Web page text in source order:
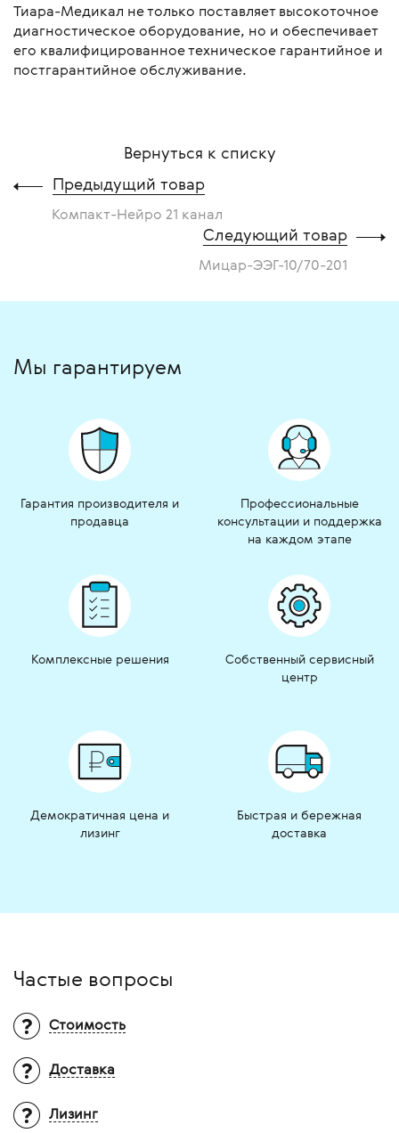
Тиара-Медикал не только поставляет высокоточное
диагностическое оборудование, но и обеспечивает
его квалифицированное техническое гарантийное и
постгарантийное обслуживание.
Вернуться к списку
Предыдущий товар
Компакт-Нейро 21 канал
Следующий товар
Мицар-ЭЭГ-10/70-201
Мы гарантируем
Гарантия производителя и
продавца
Профессиональные
консультации и поддержка
на каждом этапе
Комплексные решения
Собственный сервисный
центр
Демократичная цена и
лизинг
Быстрая и бережная
доставка
Частые вопросы
Стоимость
Вопрос:Почему на многие товары не
Ответ:
Доставка
Территория доставки?
Лизинг